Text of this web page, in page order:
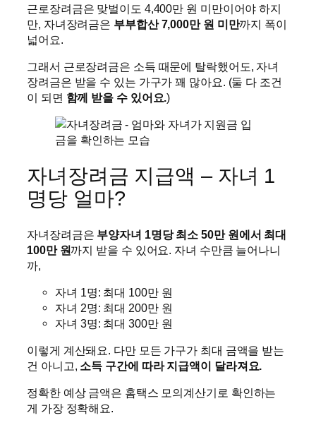
근로장려금은 맞벌이도 4,400만 원 미만이어야 하지
만, 자녀장려금은 부부합산 7,000만 원 미만까지 폭이
넓어요.
그래서 근로장려금은 소득 때문에 탈락했어도, 자녀
장려금은 받을 수 있는 가구가 꽤 많아요. (둘 다 조건
이 되면 함께 받을 수 있어요.)
자녀장려금 지급액 – 자녀 1
명당 얼마?
자녀장려금은 부양자녀 1명당 최소 50만 원에서 최대
100만 원까지 받을 수 있어요. 자녀 수만큼 늘어나니
까,
자녀 1명: 최대 100만 원
자녀 2명: 최대 200만 원
자녀 3명: 최대 300만 원
이렇게 계산돼요. 다만 모든 가구가 최대 금액을 받는
건 아니고, 소득 구간에 따라 지급액이 달라져요.
정확한 예상 금액은 홈택스 모의계산기로 확인하는
게 가장 정확해요.